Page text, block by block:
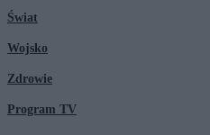
Świat
Wojsko
Zdrowie
Program TV